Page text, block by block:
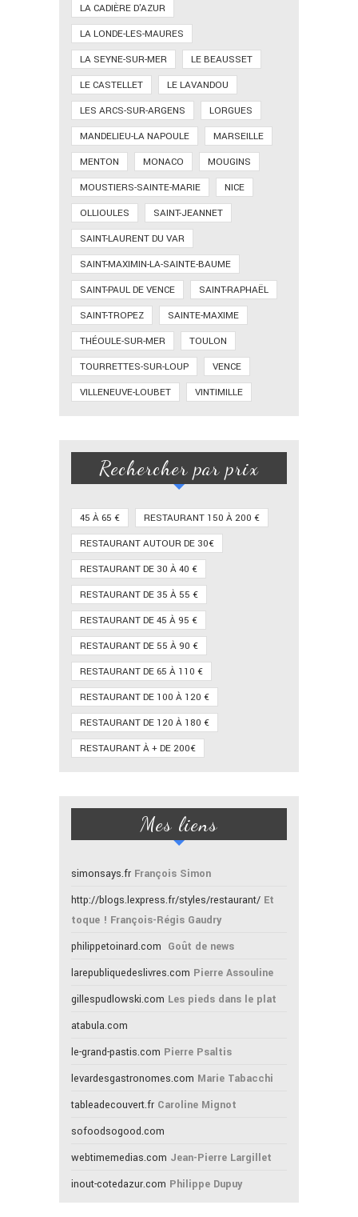
LA CADIÈRE D'AZUR
LA LONDE-LES-MAURES
LA SEYNE-SUR-MER
LE BEAUSSET
LE CASTELLET
LE LAVANDOU
LES ARCS-SUR-ARGENS
LORGUES
MANDELIEU-LA NAPOULE
MARSEILLE
MENTON
MONACO
MOUGINS
MOUSTIERS-SAINTE-MARIE
NICE
OLLIOULES
SAINT-JEANNET
SAINT-LAURENT DU VAR
SAINT-MAXIMIN-LA-SAINTE-BAUME
SAINT-PAUL DE VENCE
SAINT-RAPHAËL
SAINT-TROPEZ
SAINTE-MAXIME
THÉOULE-SUR-MER
TOULON
TOURRETTES-SUR-LOUP
VENCE
VILLENEUVE-LOUBET
VINTIMILLE
Rechercher par prix
45 À 65 €
RESTAURANT 150 À 200 €
RESTAURANT AUTOUR DE 30€
RESTAURANT DE 30 À 40 €
RESTAURANT DE 35 À 55 €
RESTAURANT DE 45 À 95 €
RESTAURANT DE 55 À 90 €
RESTAURANT DE 65 À 110 €
RESTAURANT DE 100 À 120 €
RESTAURANT DE 120 À 180 €
RESTAURANT À + DE 200€
Mes liens
simonsays.fr François Simon
http://blogs.lexpress.fr/styles/restaurant/ Et
toque ! François-Régis Gaudry
philippetoinard.com Goût de news
larepubliquedeslivres.com Pierre Assouline
gillespudlowski.com Les pieds dans le plat
atabula.com
le-grand-pastis.com Pierre Psaltis
levardesgastronomes.com Marie Tabacchi
tableadecouvert.fr Caroline Mignot
sofoodsogood.com
webtimemedias.com Jean-Pierre Largillet
inout-cotedazur.com Philippe Dupuy